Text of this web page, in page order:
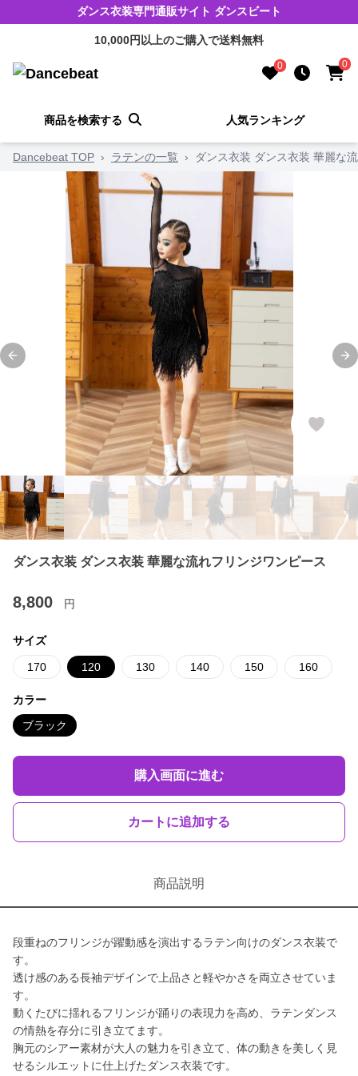
ダンス衣装専門通販サイト ダンスビート
10,000円以上のご購入で送料無料
0 0
商品を検索する 人気ランキング
Dancebeat TOP › ラテンの一覧 › ダンス衣装 ダンス衣装 華麗な
Previous slide
ダンス衣装 ダンス衣装 華麗な流れフリンジワンピース
8,800 円
サイズ
170 120 130 140 150 160
カラー
ブラック
購入画面に進む
カートに追加する
商品説明
段重ねのフリンジが躍動感を演出するラテン向けのダンス衣装で
す。
透け感のある長袖デザインで上品さと軽やかさを両立させていま
す。
動くたびに揺れるフリンジが踊りの表現力を高め、ラテンダンス
の情熱を存分に引き立てます。
胸元のシアー素材が大人の魅力を引き立て、体の動きを美しく見
せるシルエットに仕上げたダンス衣装です。